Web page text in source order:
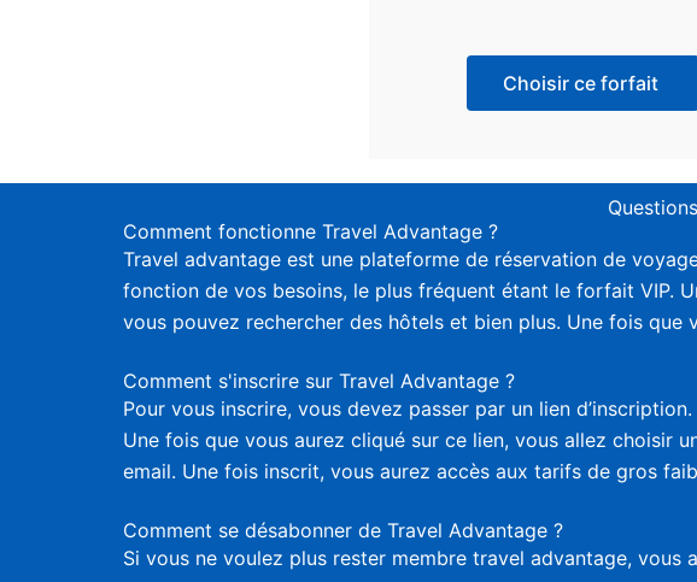
Choisir ce forfait
Comment fonctionne Travel Advantage ?
Travel advantage est une plateforme de réservation de
fonction de vos besoins, le plus fréquent étant le forfait VIP.
vous pouvez rechercher des hôtels et bien plus. Une fois
Comment s'inscrire sur Travel Advantage ?
Pour vous inscrire, vous devez passer par un lien
Une fois que vous aurez cliqué sur ce lien, vous allez choisir
email. Une fois inscrit, vous aurez accès aux tarifs de gros
Comment se désabonner de Travel Advantage ?
Si vous ne voulez plus rester membre travel advantage,